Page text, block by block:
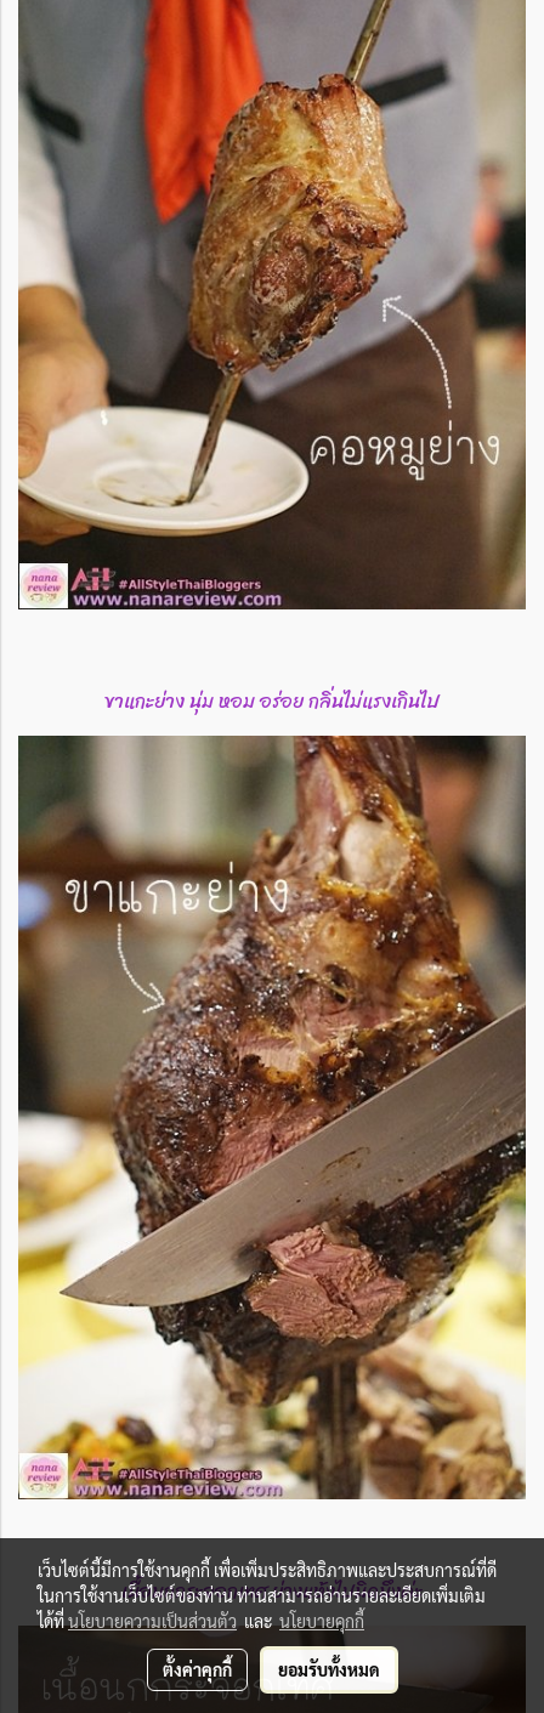
ขาแกะย่าง นุ่ม หอม อร่อย กลิ่นไม่แรงเกินไป
เนื้อนกกระจอกเทศ ย่างแห้งไปนิดนึงค่ะ
เว็บไซต์นี้มีการใช้งานคุกกี้ เพื่อเพิ่มประสิทธิภาพและประสบการณ์ที่ดี
ในการใช้งานเว็บไซต์ของท่าน ท่านสามารถอ่านรายละเอียดเพิ่มเติม
ได้ที่นโยบายความเป็นส่วนตัวและนโยบายคุกกี้
ตั้งค่าคุกกี้ ยอมรับทั้งหมด